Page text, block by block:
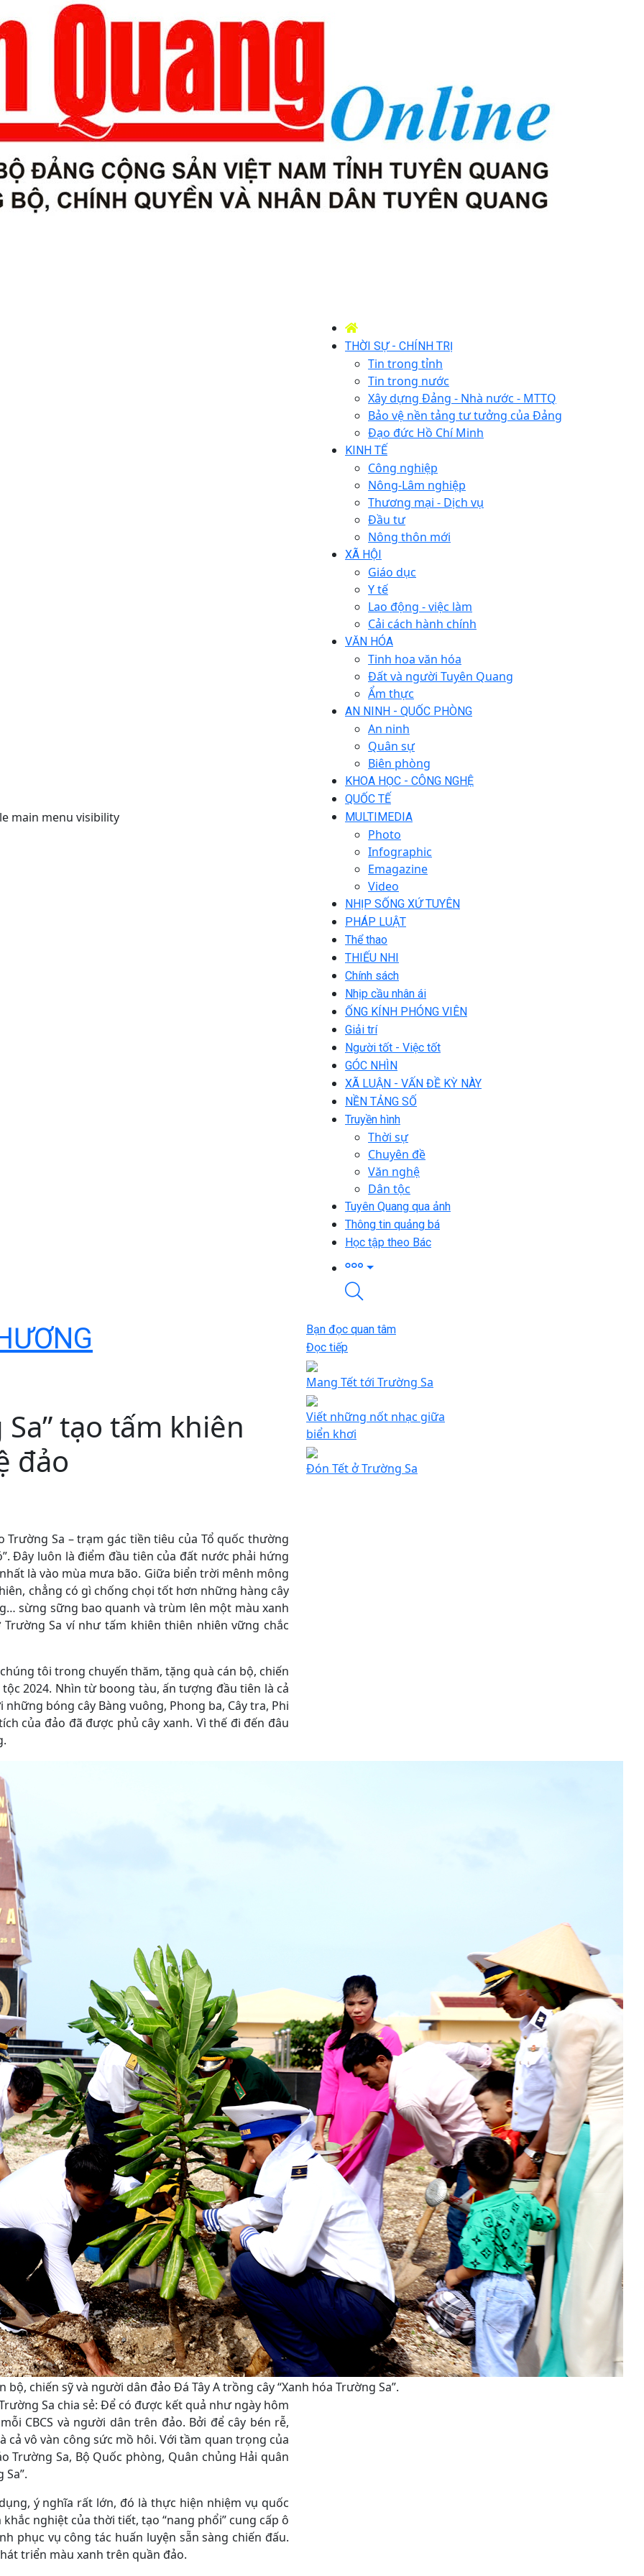
main menu visibility
THỜI SỰ - CHÍNH TRỊ
Tin trong tỉnh
Tin trong nước
Xây dựng Đảng - Nhà nước - MTTQ
Bảo vệ nền tảng tư tưởng của Đảng
Đạo đức Hồ Chí Minh
KINH TẾ
Công nghiệp
Nông-Lâm nghiệp
Thương mại - Dịch vụ
Đầu tư
Nông thôn mới
XÃ HỘI
Giáo dục
Y tế
Lao động - việc làm
Cải cách hành chính
VĂN HÓA
Tinh hoa văn hóa
Đất và người Tuyên Quang
Ẩm thực
AN NINH - QUỐC PHÒNG
An ninh
Quân sự
Biên phòng
KHOA HỌC - CÔNG NGHỆ
QUỐC TẾ
MULTIMEDIA
Photo
Infographic
Emagazine
Video
NHỊP SỐNG XỨ TUYÊN
PHÁP LUẬT
Thể thao
THIẾU NHI
Chính sách
Nhịp cầu nhân ái
ỐNG KÍNH PHÓNG VIÊN
Giải trí
Người tốt - Việc tốt
GÓC NHÌN
XÃ LUẬN - VẤN ĐỀ KỲ NÀY
NỀN TẢNG SỐ
Truyền hình
Thời sự
Chuyên đề
Văn nghệ
Dân tộc
Tuyên Quang qua ảnh
Thông tin quảng bá
Học tập theo Bác
tạo tấm khiên
đảo
Trường Sa – trạm gác tiền tiêu của Tổ quốc thường
Đây luôn là điểm đầu tiên của đất nước phải hứng
là vào mùa mưa bão. Giữa biển trời mênh mông
chẳng có gì chống chọi tốt hơn những hàng cây
sừng sững bao quanh và trùm lên một màu xanh
Sa ví như tấm khiên thiên nhiên vững chắc
tôi trong chuyến thăm, tặng quà cán bộ, chiến
tộc 2024. Nhìn từ boong tàu, ấn tượng đầu tiên là cả
bóng cây Bàng vuông, Phong ba, Cây tra, Phi
của đảo đã được phủ cây xanh. Vì thế đi đến đâu
bộ, chiến sỹ và người dân đảo Đá Tây A trồng cây “Xanh hóa Trường Sa”.
Sa chia sẻ: Để có được kết quả như ngày hôm
CBCS và người dân trên đảo. Bởi để cây bén rễ,
cả vô vàn công sức mồ hôi. Với tầm quan trọng của
Trường Sa, Bộ Quốc phòng, Quân chủng Hải quân
ý nghĩa rất lớn, đó là thực hiện nhiệm vụ quốc
nghiệt của thời tiết, tạo “nang phổi” cung cấp ô
phục vụ công tác huấn luyện sẵn sàng chiến đấu.
triển màu xanh trên quần đảo.
Bạn đọc quan tâm
Đọc tiếp
Mang Tết tới Trường Sa
Viết những nốt nhạc giữa
biển khơi
Đón Tết ở Trường Sa